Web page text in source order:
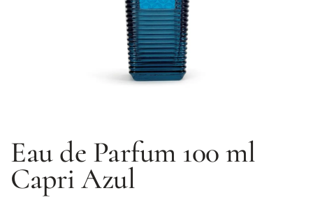
Eau de Parfum 100 ml
Capri Azul